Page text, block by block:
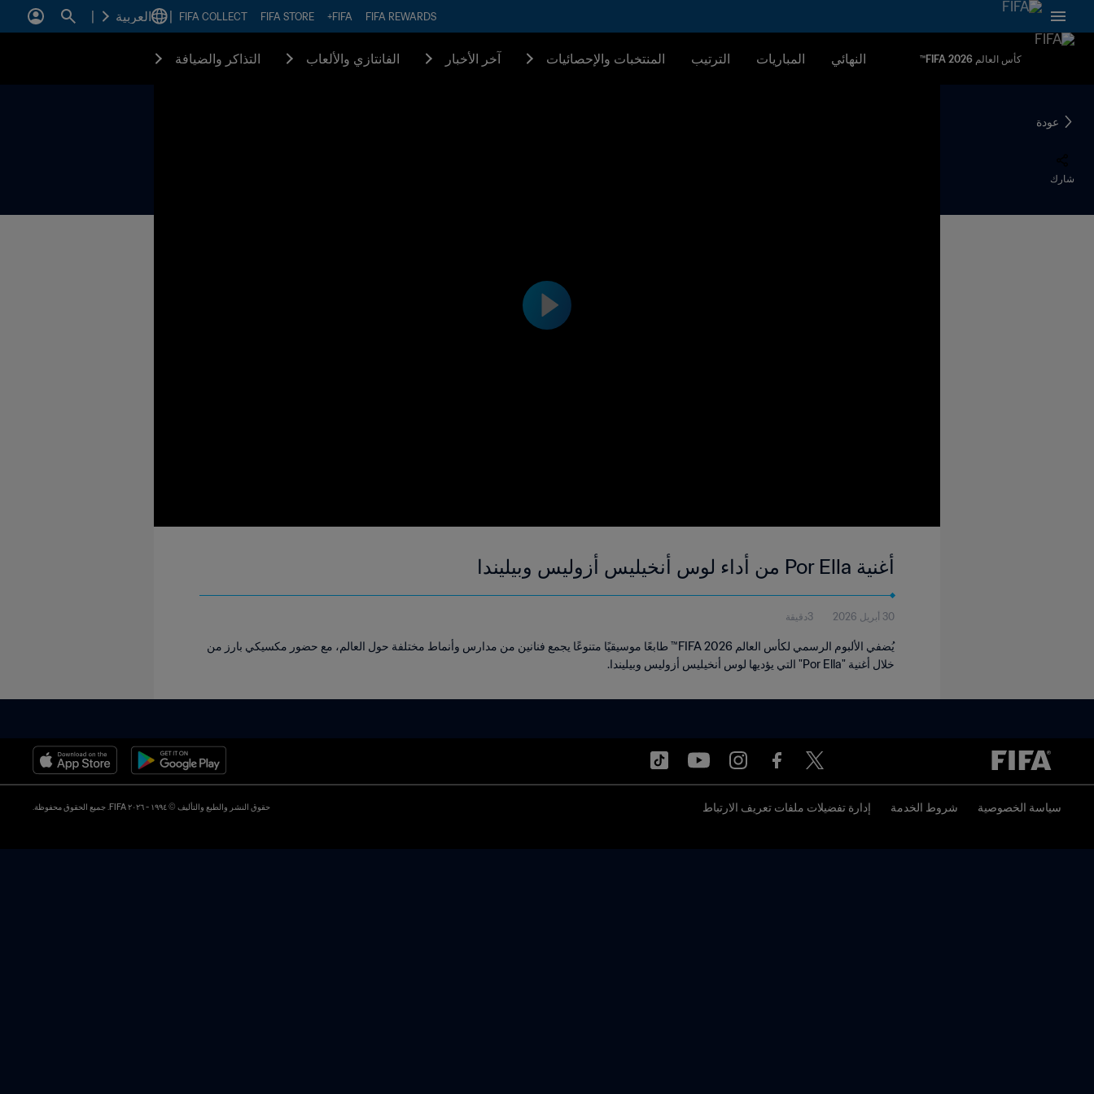
FIFA REWARDS
FIFA+
FIFA STORE
FIFA COLLECT العربية
كأس العالم FIFA 2026™ النهائي المباريات الترتيب المنتخبات والإحصائيات آخر الأخبار الفانتازي والألعاب التذاكر والضيافة
عودة
شارك
أغنية Por Ella من أداء لوس أنخيليس أزوليس وبيليندا
30 أبريل 2026 3دقيقة
يُضفي الألبوم الرسمي لكأس العالم FIFA 2026™ طابعًا موسيقيًا متنوعًا يجمع فنانين من مدارس وأنماط مختلفة حول العالم، مع حضور مكسيكي بارز من
خلال أغنية "Por Ella" التي يؤديها لوس أنخيليس أزوليس وبيليندا.
سياسة الخصوصية شروط الخدمة إدارة تفضيلات ملفات تعريف الارتباط حقوق النشر والطبع والتأليف © ١٩٩٤ - ٢٠٢٦ FIFA. جميع الحقوق محفوظة.